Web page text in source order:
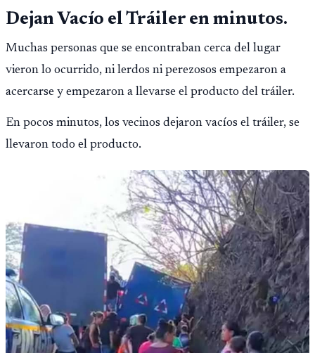
asigna casi Q90 mi
Dejan Vacío el Tráiler en minutos.
Muchas personas que se encontraban cerca del lugar
vieron lo ocurrido, ni lerdos ni perezosos empezaron a
acercarse y empezaron a llevarse el producto del tráiler.
En pocos minutos, los vecinos dejaron vacíos el tráiler, se
llevaron todo el producto.